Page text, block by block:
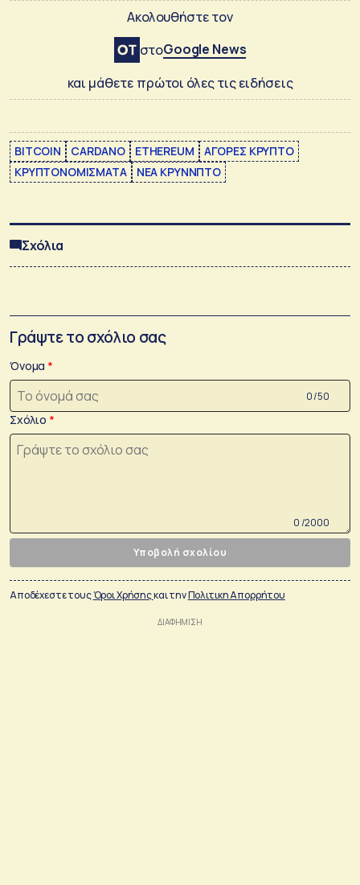
Ακολουθήστε τον
στοGoogle News
και μάθετε πρώτοι όλες τις ειδήσεις
BITCOIN CARDANO ETHEREUM
ΑΓΟΡΕΣ ΚΡΥΠΤΟ
ΚΡΥΠΤΟΝΟΜΙΣΜΑΤΑ
ΝΕΑ ΚΡΥNNΠΤΟ
Σχόλια
Γράψτε το σχόλιο σας
Όνομα
0 /50
Σχόλιο
0 /2000
Υποβολή σχολίου
Αποδέχεστε τουςΌροι Χρήσηςκαι τηνΠολιτικη Απορρήτου